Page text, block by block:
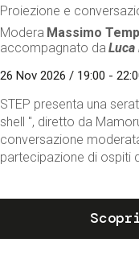
Proiezione e
Modera Massimo
accompagnato da Luca
26 Nov 2026 / 19:00 -
STEP presenta una
shell ", diretto da
conversazione
partecipazione di ospiti